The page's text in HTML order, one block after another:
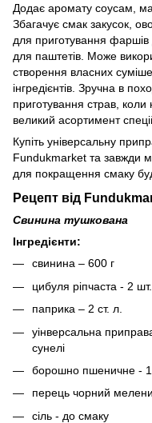
Додає аромату соусам,
Збагачує смак закусок,
для приготування фаршів
для паштетів. Може
створення власних
інгредієнтів. Зручна в
приготування страв,
великий асортимент
Купіть універсальну
Fundukmarket та завжди
для покращення смаку
Рецепт від
Свинина тушкована
Інгредієнти:
свинина – 600 г
цибуля ріпчаста - 2 шт.
паприка – 2 ст. л.
уінверсальна
сунелі
борошно пшеничне -
перець чорний
сіль - до смаку